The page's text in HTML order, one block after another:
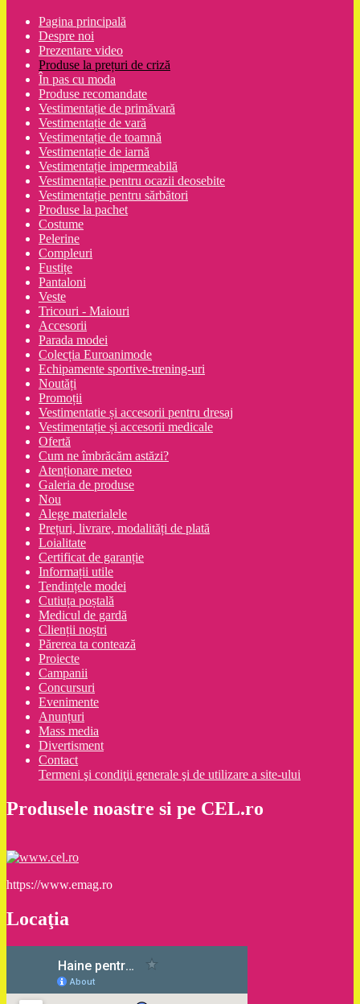
Pagina principală
Despre noi
Prezentare video
Produse la prețuri de criză
În pas cu moda
Produse recomandate
Vestimentație de primăvară
Vestimentație de vară
Vestimentație de toamnă
Vestimentație de iarnă
Vestimentație impermeabilă
Vestimentație pentru ocazii deosebite
Vestimentație pentru sărbători
Produse la pachet
Costume
Pelerine
Compleuri
Fustițe
Pantaloni
Veste
Tricouri - Maiouri
Accesorii
Parada modei
Colecția Euroanimode
Echipamente sportive-trening-uri
Noutăți
Promoții
Vestimentatie și accesorii pentru dresaj
Vestimentație și accesorii medicale
Ofertă
Cum ne îmbrăcăm astăzi?
Atenționare meteo
Galeria de produse
Nou
Alege materialele
Prețuri, livrare, modalități de plată
Loialitate
Certificat de garanție
Informații utile
Tendințele modei
Cutiuța poștală
Medicul de gardă
Clienții noștri
Părerea ta contează
Proiecte
Campanii
Concursuri
Evenimente
Anunțuri
Mass media
Divertisment
Contact
Termeni şi condiţii generale şi de utilizare a site-ului
Produsele noastre si pe CEL.ro
https://www.emag.ro
Locaţia